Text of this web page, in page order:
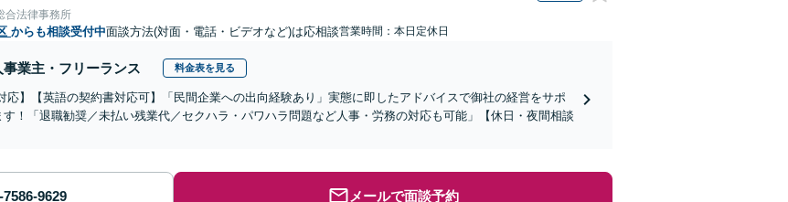
合法律事務所
からも相談受付中面談方法(対面・電話・ビデオなど)は応相談営業時間：本日定休日
事業主・フリーランス 料金表を見る
応】【英語の契約書対応可】「民間企業への出向経験あり」実態に即したアドバイスで御社の経営をサポ
す！「退職勧奨／未払い残業代／セクハラ・パワハラ問題など人事・労務の対応も可能」【休日・夜間相談
メールで面談予約